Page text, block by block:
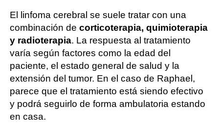
El linfoma cerebral se suele tratar con una
combinación de corticoterapia, quimioterapia
y radioterapia. La respuesta al tratamiento
varía según factores como la edad del
paciente, el estado general de salud y la
extensión del tumor. En el caso de Raphael,
parece que el tratamiento está siendo efectivo
y podrá seguirlo de forma ambulatoria estando
en casa.